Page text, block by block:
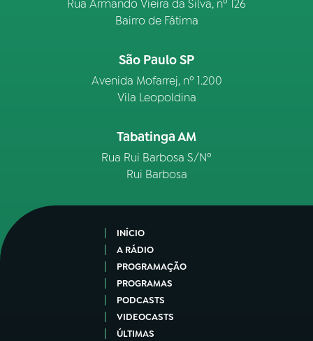
Rua Armando Vieira da Silva, nº 126
Bairro de Fátima
São Paulo SP
Avenida Mofarrej, nº 1.200
Vila Leopoldina
Tabatinga AM
Rua Rui Barbosa S/Nº
Rui Barbosa
INÍCIO
A RÁDIO
PROGRAMAÇÃO
PROGRAMAS
PODCASTS
VIDEOCASTS
ÚLTIMAS